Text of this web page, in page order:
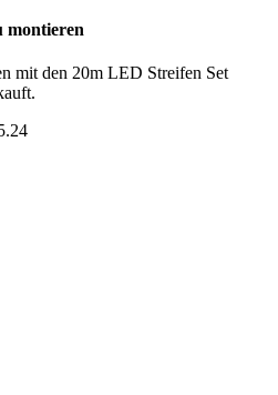
montieren
mit den 20m LED Streifen Set